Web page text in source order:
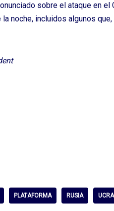
sobre el ataque en
noche, incluidos algunos
PLATAFORMA RUSIA